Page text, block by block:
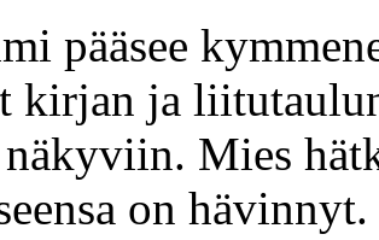
pääsee
kirjan ja
Mies
on